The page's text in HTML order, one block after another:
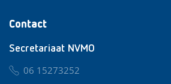
Contact
Secretariaat NVMO
06 15273252